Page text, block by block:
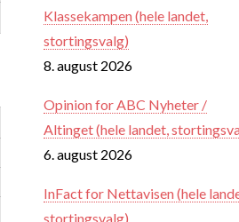
Klassekampen (hele landet,
stortingsvalg)
8. august 2026
Opinion for ABC Nyheter /
Altinget (hele landet,
6. august 2026
InFact for Nettavisen (hele
stortingsvalg)